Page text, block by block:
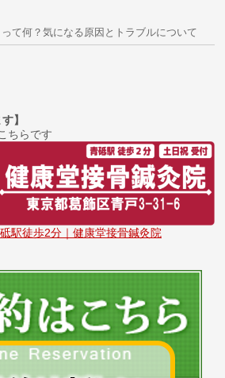
て何？気になる原因とトラブルについて
】
ちらです
砥駅徒歩2分｜健康堂接骨鍼灸院